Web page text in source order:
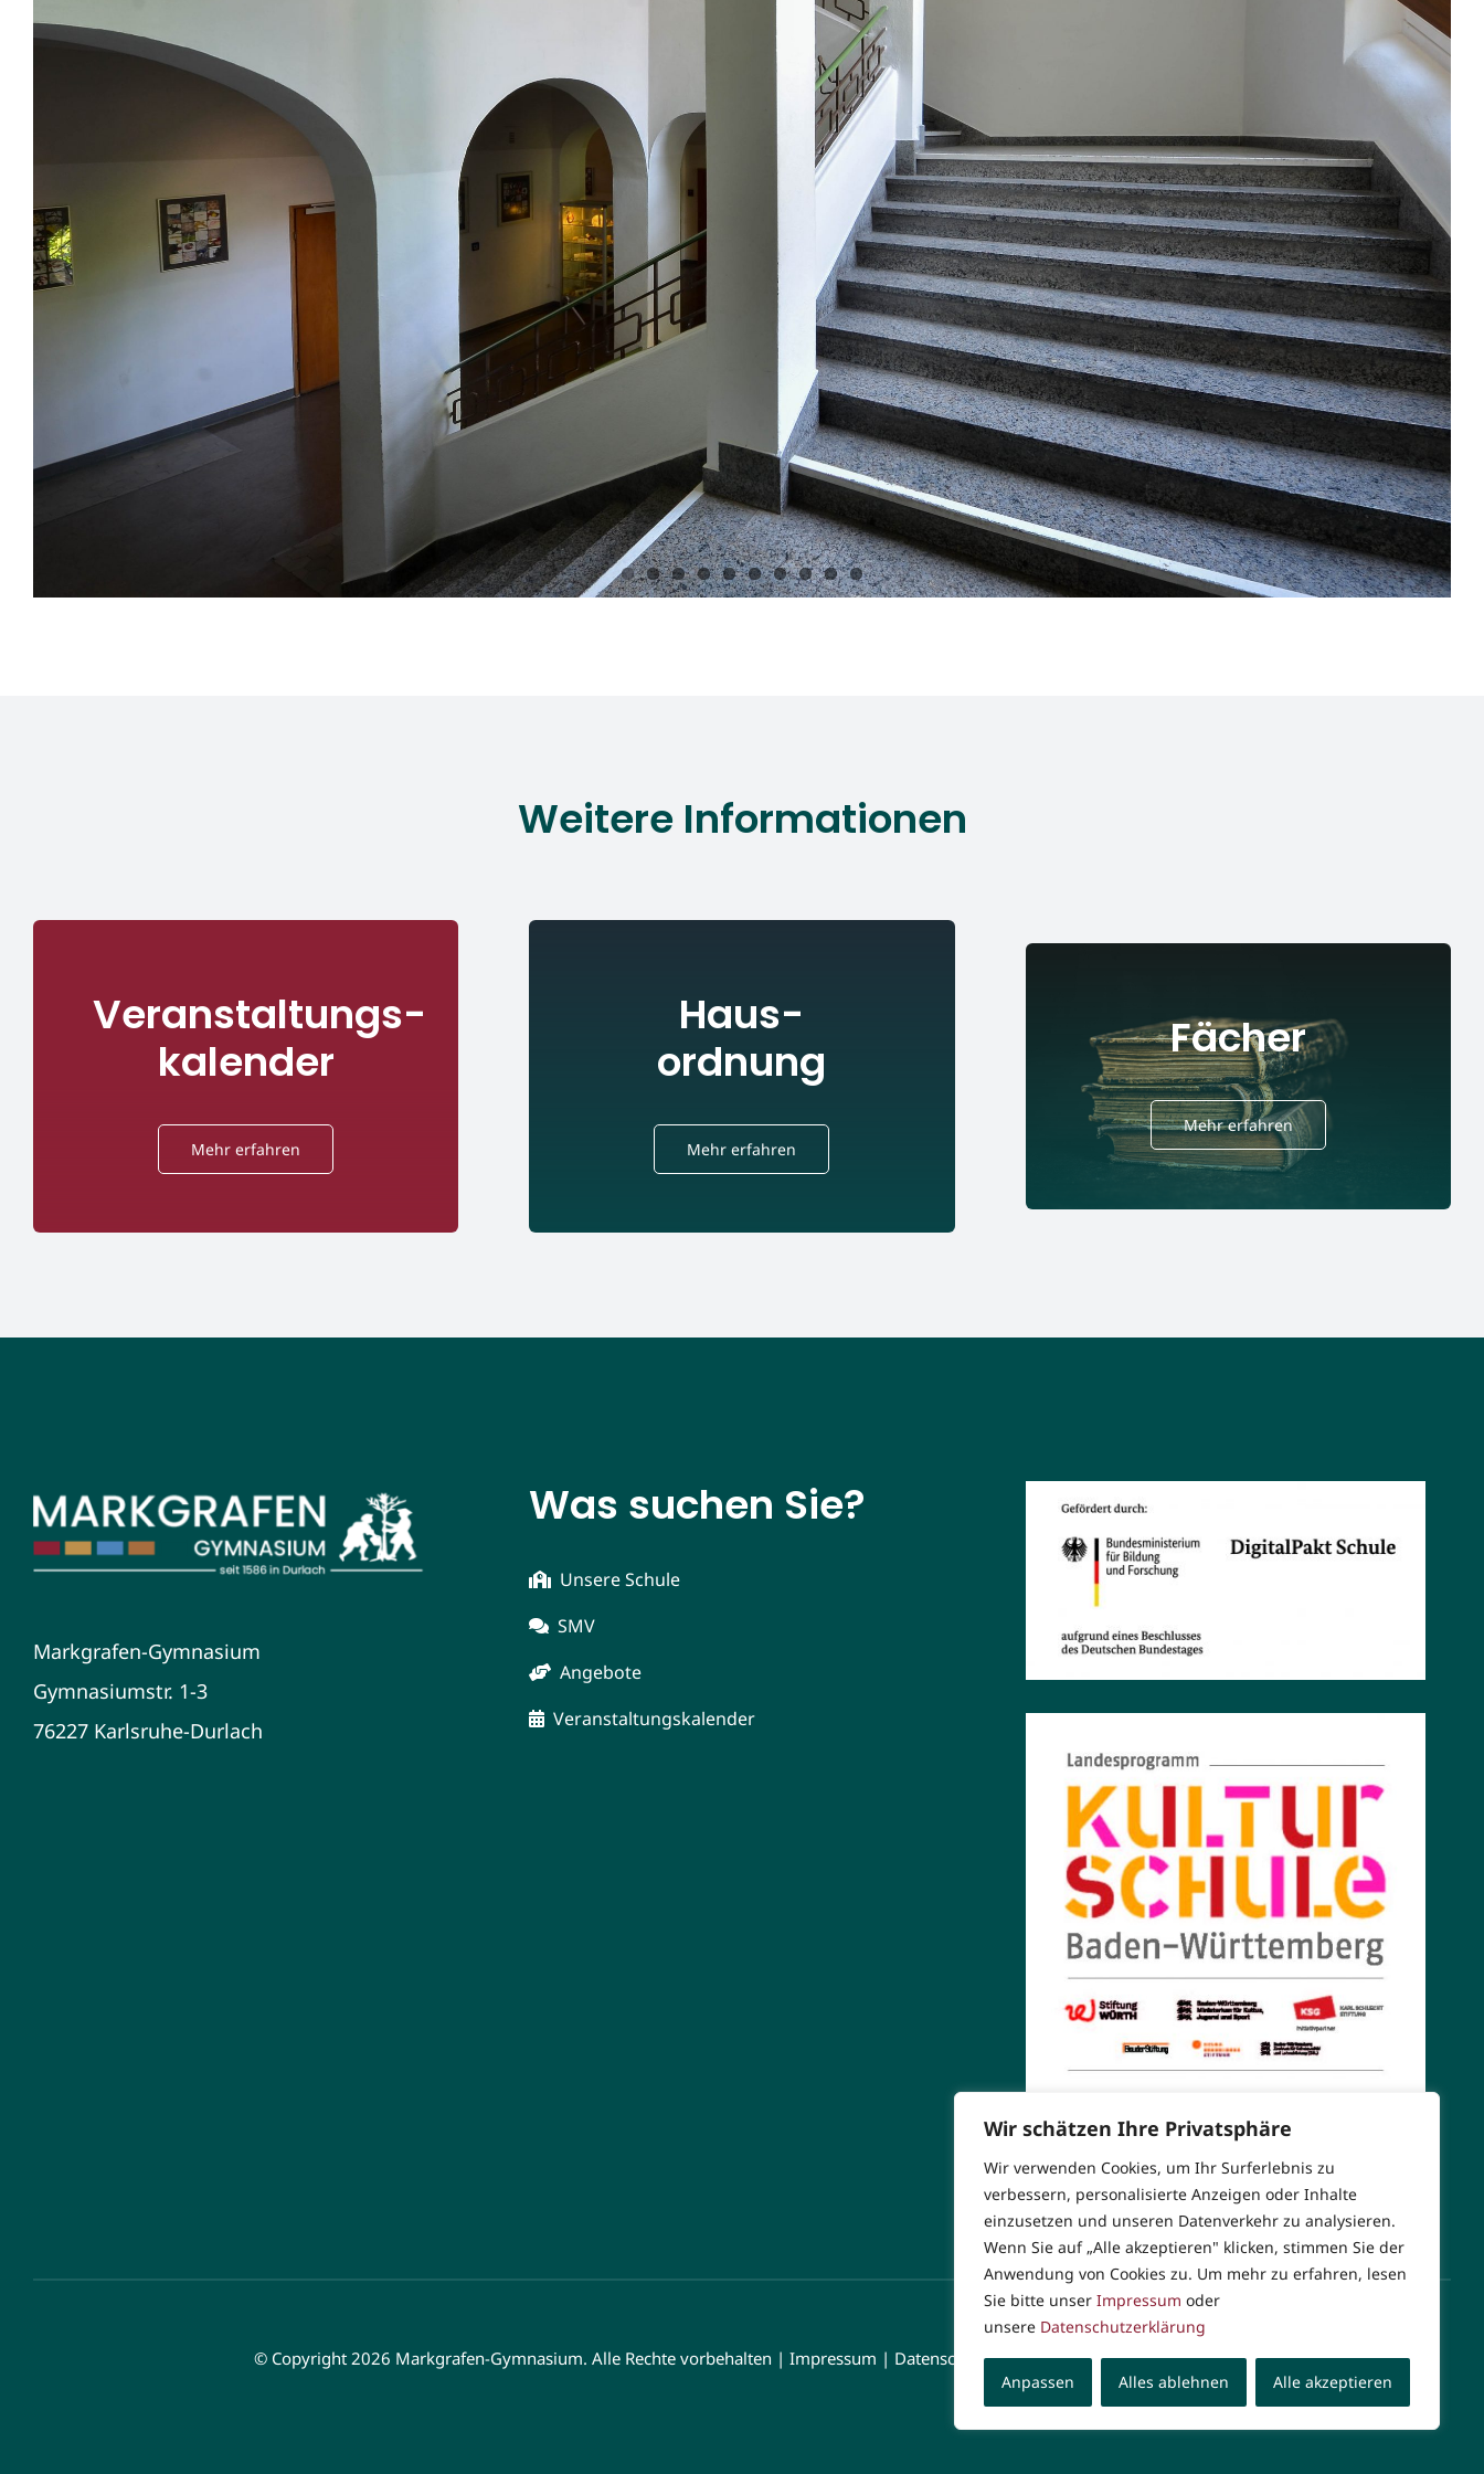
Wir schätzen Ihre Privatsphäre
Wir verwenden Cookies, um Ihr Surferlebnis zu
verbessern, personalisierte Anzeigen oder Inhalte
einzusetzen und unseren Datenverkehr zu analysieren.
Wenn Sie auf „Alle akzeptieren" klicken, stimmen Sie der
Anwendung von Cookies zu. Um mehr zu erfahren, lesen
Sie bitte unser Impressum oder
unsere Datenschutzerklärung
Anpassen Alles ablehnen Alle akzeptieren
Weitere Informationen
Veranstaltungs-
kalender
Mehr erfahren
Haus-
ordnung
Mehr erfahren
Fächer
Mehr erfahren
Markgrafen-Gymnasium
Gymnasiumstr. 1-3
76227 Karlsruhe-Durlach
Was suchen Sie?
Unsere Schule
SMV
Angebote
Veranstaltungskalender
© Copyright 2026 Markgrafen-Gymnasium. Alle Rechte vorbehalten | Impressum | Datenschutzerklärung|Rechtliche Hinweise